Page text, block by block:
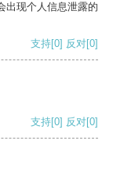
出现个人信息泄露的
支持[0] 反对[0]
支持[0] 反对[0]